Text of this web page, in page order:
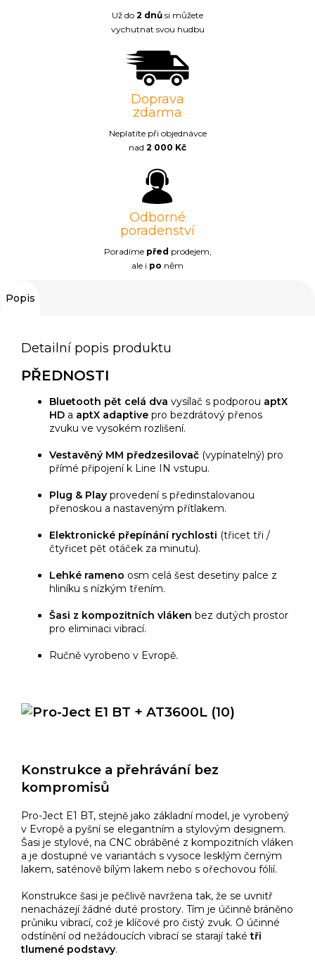
Už do 2 dnů si můžete
vychutnat svou hudbu
Doprava
zdarma
Neplatíte při objednávce
nad 2 000 Kč
Odborné
poradenství
Poradíme před prodejem,
ale i po něm
Popis
Detailní popis produktu
PŘEDNOSTI
Bluetooth pět celá dva vysílač s podporou aptX
HD a aptX adaptive pro bezdrátový přenos
zvuku ve vysokém rozlišení.
Vestavěný MM předzesilovač (vypínatelný) pro
přímé připojení k Line IN vstupu.
Plug & Play provedení s předinstalovanou
přenoskou a nastaveným přítlakem.
Elektronické přepínání rychlosti (třicet tři /
čtyřicet pět otáček za minutu).
Lehké rameno osm celá šest desetiny palce z
hliníku s nízkým třením.
Šasi z kompozitních vláken bez dutých prostor
pro eliminaci vibrací.
Ručně vyrobeno v Evropě.
Konstrukce a přehrávání bez
kompromisů
Pro-Ject E1 BT, stejně jako základní model, je vyrobený
v Evropě a pyšní se elegantním a stylovým designem.
Šasi je stylové, na CNC obráběné z kompozitních vláken
a je dostupné ve variantách s vysoce lesklým černým
lakem, saténově bílým lakem nebo s ořechovou fólií.
Konstrukce šasi je pečlivě navržena tak, že se uvnitř
nenacházejí žádné duté prostory. Tím je účinně bráněno
průniku vibrací, což je klíčové pro čistý zvuk. O účinné
odstínění od nežádoucích vibrací se starají takétři
tlumené podstavy.